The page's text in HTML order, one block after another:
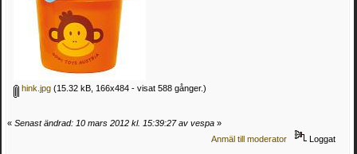
hink.jpg (15.32 kB, 166x484 - visat 588 gånger.)
« Senast ändrad: 10 mars 2012 kl. 15:39:27 av vespa »
Anmäl till moderator
Loggat